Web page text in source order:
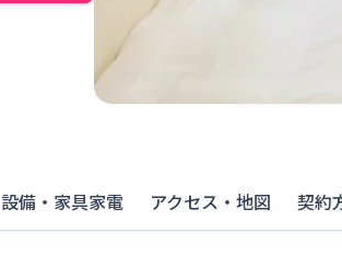
設備・家具家電 アクセス・地図 契約